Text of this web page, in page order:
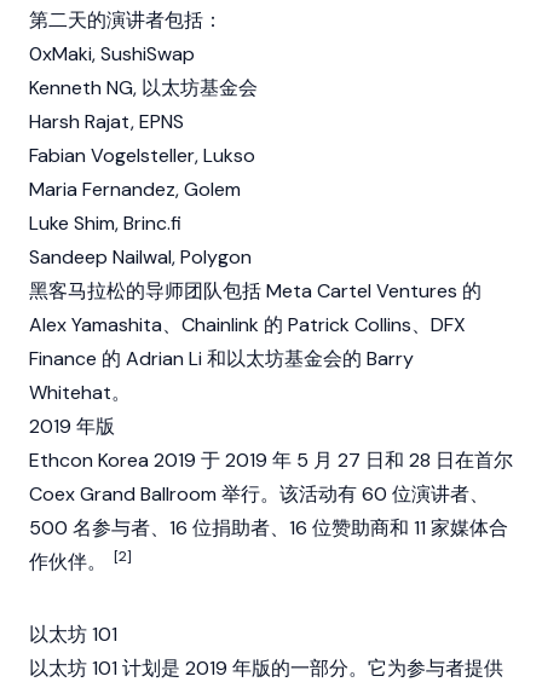
第二天的演讲者包括：
0xMaki,SushiSwap
Kenneth NG, 以太坊基金会
Harsh Rajat, EPNS
Fabian Vogelsteller,Lukso
Maria Fernandez,Golem
Luke Shim, Brinc.fi
Sandeep Nailwal,Polygon
黑客马拉松的导师团队包括 Meta Cartel Ventures 的
Alex Yamashita、 Chainlink 的 Patrick Collins、DFX
Finance 的 Adrian Li 和以太坊基金会的 Barry
Whitehat。
2019 年版
Ethcon Korea 2019 于 2019 年 5 月 27 日和 28 日在首尔
Coex Grand Ballroom 举行。该活动有 60 位演讲者、
500 名参与者、16 位捐助者、16 位赞助商和 11 家媒体合
作伙伴。
[2]
以太坊 101
以太坊 101 计划是 2019 年版的一部分。它为参与者提供